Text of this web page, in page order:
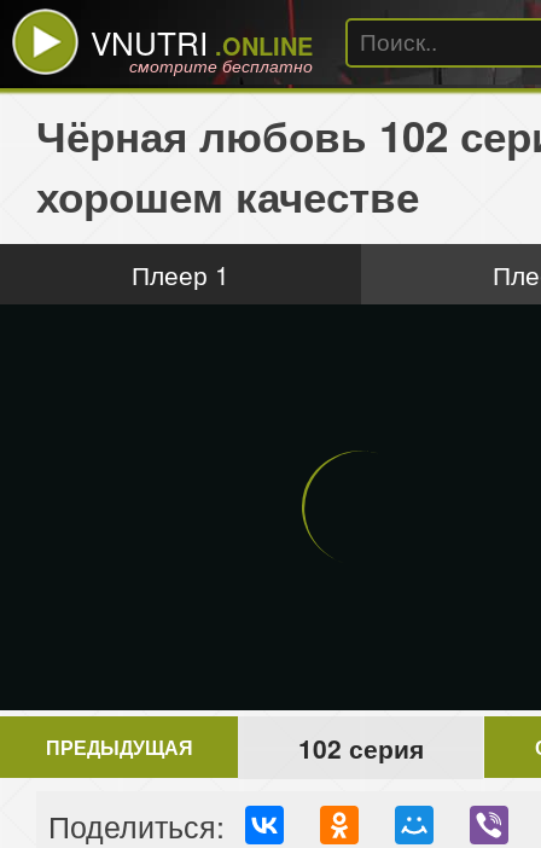
VNUTRI .ONLINE
смотрите бесплатно
Чёрная любовь 102
хорошем качестве
Плеер 1
ПРЕДЫДУЩАЯ 102 серия
Поделиться: